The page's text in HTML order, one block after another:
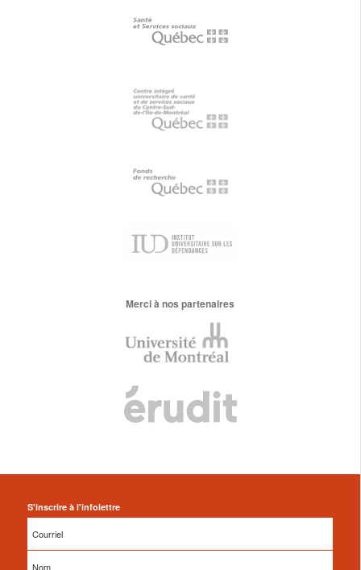
Merci à nos partenaires
S'inscrire à l'infolettre